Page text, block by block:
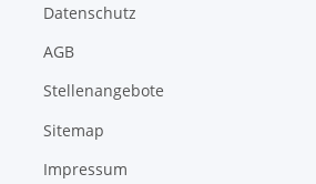
Datenschutz
AGB
Stellenangebote
Sitemap
Impressum